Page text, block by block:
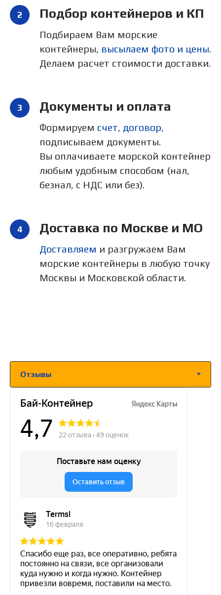
Подбор контейнеров и КП
Подбираем Вам морские
контейнеры, высылаем фото и цены.
Делаем расчет стоимости доставки.
Документы и оплата
Формируем счет, договор,
подписываем документы.
Вы оплачиваете морской контейнер
любым удобным способом (нал,
безнал, с НДС или без).
Доставка по Москве и МО
Доставляем и разгружаем Вам
морские контейнеры в любую точку
Москвы и Московской области.